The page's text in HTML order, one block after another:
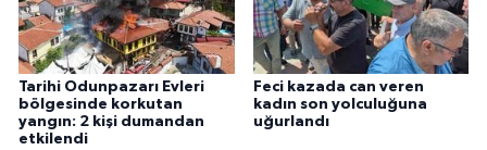
Tarihi Odunpazarı Evleri
bölgesinde korkutan
yangın: 2 kişi dumandan
etkilendi
Feci kazada can veren
kadın son yolculuğuna
uğurlandı